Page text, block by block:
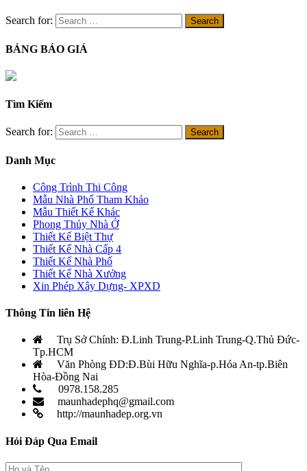
Search for:
BẢNG BÁO GIÁ
Tìm Kiếm
Search for:
Danh Mục
Công Trình Thi Công
Mẫu Nhà Phố Tham Khảo
Mẫu Thiết Kế Khác
Phong Thủy Nhà Ở
Thiết Kế Biệt Thự
Thiết Kế Nhà Cấp 4
Thiết Kế Nhà Phố
Thiết Kế Nhà Xưởng
Xin Phép Xây Dựng- XPXD
Thông Tin liên Hệ
Trụ Sở Chính: Đ.Linh Trung-P.Linh Trung-Q.Thủ Đức-
Tp.HCM
Văn Phòng ĐD:Đ.Bùi Hữu Nghĩa-p.Hóa An-tp.Biên
Hòa-Đồng Nai
0978.158.285
maunhadephq@gmail.com
http://maunhadep.org.vn
Hỏi Đáp Qua Email